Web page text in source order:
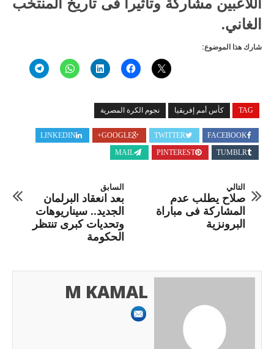
الغاني.
شارك هذا الموضوع:
TAG كأس أمم إفريقيا نجوم الكرة المصرية
FACEBOOK
TWITTER
GOOGLE+
LINKEDIN
TUMBLR
PINTEREST
MAIL
السابق
بعد انعقاد البرلمان
الجديد.. سيناريوهات
وتحديات كبرى تنتظر
الحكومة
التالي
صلاح يطلب عدم
المشاركة فى مباراة
البرونزية
M KAMAL